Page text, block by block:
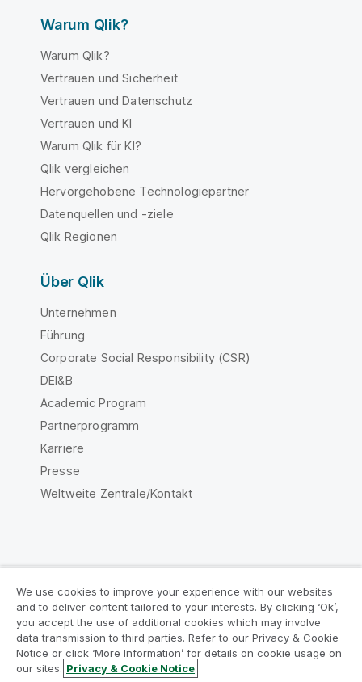
Warum Qlik?
Warum Qlik?
Vertrauen und Sicherheit
Vertrauen und Datenschutz
Vertrauen und KI
Warum Qlik für KI?
Qlik vergleichen
Hervorgehobene Technologiepartner
Datenquellen und -ziele
Qlik Regionen
Über Qlik
Unternehmen
Führung
Corporate Social Responsibility (CSR)
DEI&B
Academic Program
Partnerprogramm
Karriere
Presse
Weltweite Zentrale/Kontakt
Rechtliche Vereinbarungen
Produktbedingungen
Legal Policies
Legal Policies
Benutzungsbedingungen
We use cookies to improve your experience with our websites
and to deliver content tailored to your interests. By clicking ‘Ok’,
you accept the use of additional cookies which may involve
data transmission to third parties. Refer to our Privacy & Cookie
Notice or click ‘More Information’ for details on cookie usage on
our sites. Privacy & Cookie Notice